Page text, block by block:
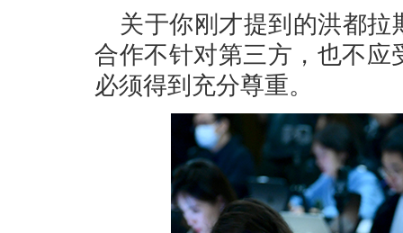
关于你刚才提到的洪都
合作不针对第三方，也不
必须得到充分尊重。